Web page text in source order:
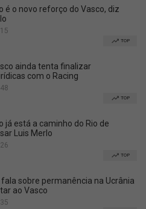
é o novo reforço do Vasco, diz
TOP
ainda tenta finalizar
com o Racing
TOP
já está a caminho do Rio de
Luis Merlo
TOP
sobre permanência na Ucrânia
ao Vasco